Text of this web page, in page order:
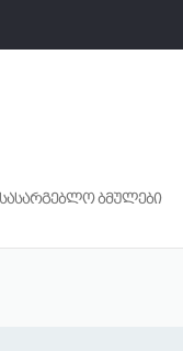
სასარგებლო ბმულები